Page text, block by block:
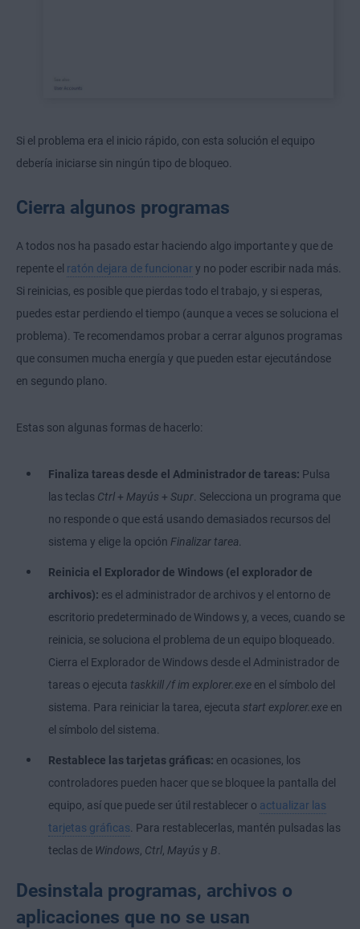
Si el problema era el inicio rápido, con esta solución el equipo
debería iniciarse sin ningún tipo de bloqueo.
Cierra algunos programas
A todos nos ha pasado estar haciendo algo importante y que de
repente el ratón dejara de funcionar y no poder escribir nada más.
Si reinicias, es posible que pierdas todo el trabajo, y si esperas,
puedes estar perdiendo el tiempo (aunque a veces se soluciona el
problema). Te recomendamos probar a cerrar algunos programas
que consumen mucha energía y que pueden estar ejecutándose
en segundo plano.
Estas son algunas formas de hacerlo:
Finaliza tareas desde el Administrador de tareas: Pulsa
las teclas Ctrl + Mayús + Supr. Selecciona un programa que
no responde o que está usando demasiados recursos del
sistema y elige la opción Finalizar tarea.
Reinicia el Explorador de Windows (el explorador de
archivos): es el administrador de archivos y el entorno de
escritorio predeterminado de Windows y, a veces, cuando se
reinicia, se soluciona el problema de un equipo bloqueado.
Cierra el Explorador de Windows desde el Administrador de
tareas o ejecuta taskkill /f im explorer.exe en el símbolo del
sistema. Para reiniciar la tarea, ejecuta start explorer.exe en
el símbolo del sistema.
Restablece las tarjetas gráficas: en ocasiones, los
controladores pueden hacer que se bloquee la pantalla del
equipo, así que puede ser útil restablecer o actualizar las
tarjetas gráficas. Para restablecerlas, mantén pulsadas las
teclas de Windows, Ctrl, Mayús y B.
Desinstala programas, archivos o
aplicaciones que no se usan